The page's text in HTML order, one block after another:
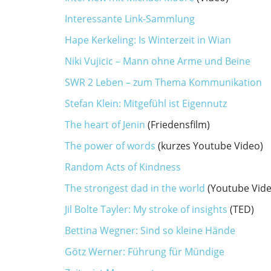
Interessante Link-Sammlung
Hape Kerkeling: Is Winterzeit in Wian
Niki Vujicic – Mann ohne Arme und Beine
SWR 2 Leben – zum Thema Kommunikation
Stefan Klein: Mitgefühl ist Eigennutz
The heart of Jenin (Friedensfilm)
The power of words (kurzes Youtube Video)
Random Acts of Kindness
The strongest dad in the world (Youtube
Jil Bolte Tayler: My stroke of insights (TED)
Bettina Wegner: Sind so kleine Hände
Götz Werner: Führung für Mündige